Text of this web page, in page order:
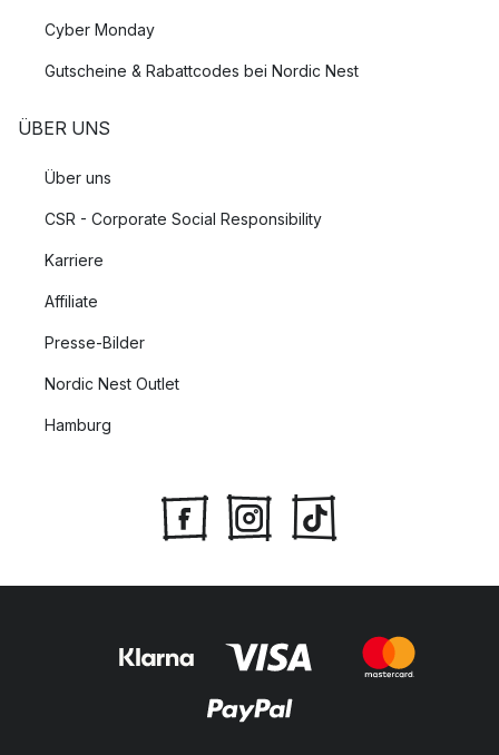
Cyber Monday
Gutscheine & Rabattcodes bei Nordic Nest
ÜBER UNS
Über uns
CSR - Corporate Social Responsibility
Karriere
Affiliate
Presse-Bilder
Nordic Nest Outlet
Hamburg